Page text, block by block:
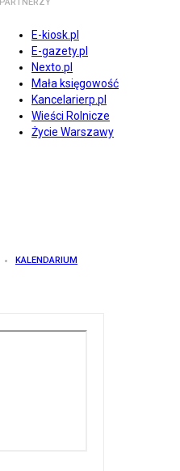
E-kiosk.pl
E-gazety.pl
Nexto.pl
Mała księgowość
Kancelarierp.pl
Wieści Rolnicze
Życie Warszawy
KALENDARIUM